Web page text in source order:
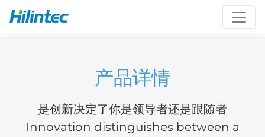
产品详情
是创新决定了你是领导者还是跟随者
Innovation distinguishes between a